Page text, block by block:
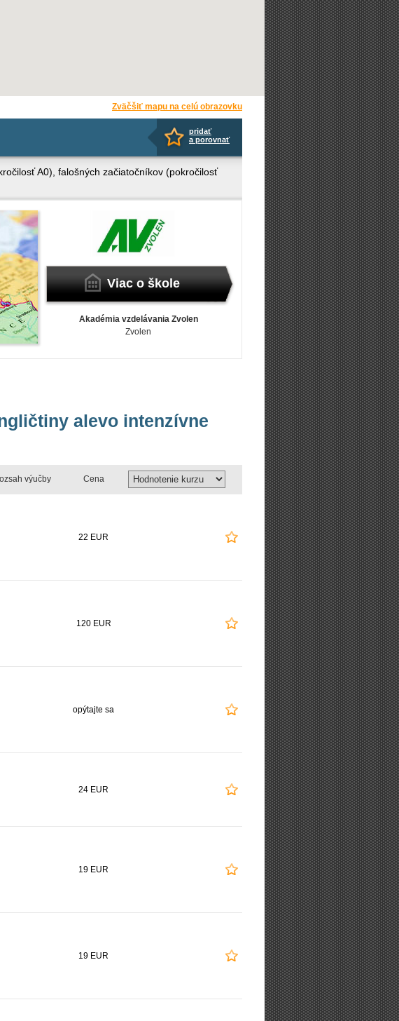
Zväčšiť mapu na celú obrazovku
pridať
a porovnať
A0), falošných začiatočníkov (pokročilosť
Viac o škole
Akadémia vzdelávania Zvolen
Zvolen
alevo intenzívne
výučby Cena
22 EUR
120 EUR
opýtajte sa
24 EUR
19 EUR
19 EUR